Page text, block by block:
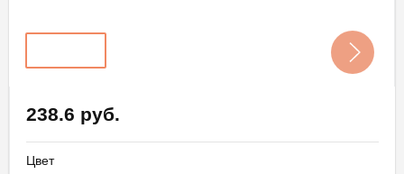
238.6 руб.
Цвет